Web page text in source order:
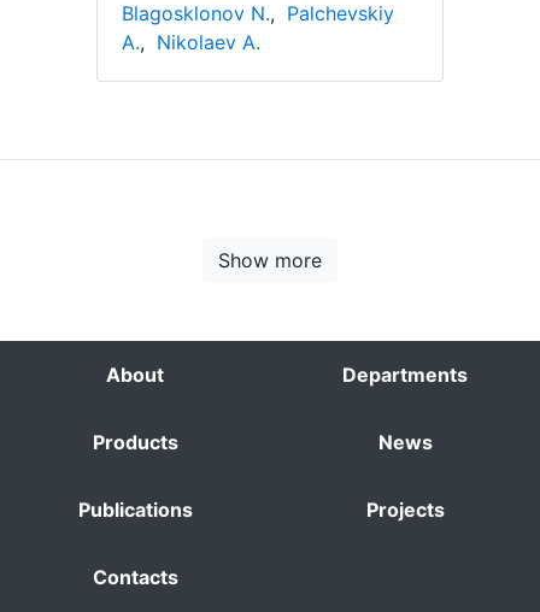
Blagosklonov N., Palchevskiy
A., Nikolaev A.
Show more
About Departments
Products News
Publications Projects
Contacts